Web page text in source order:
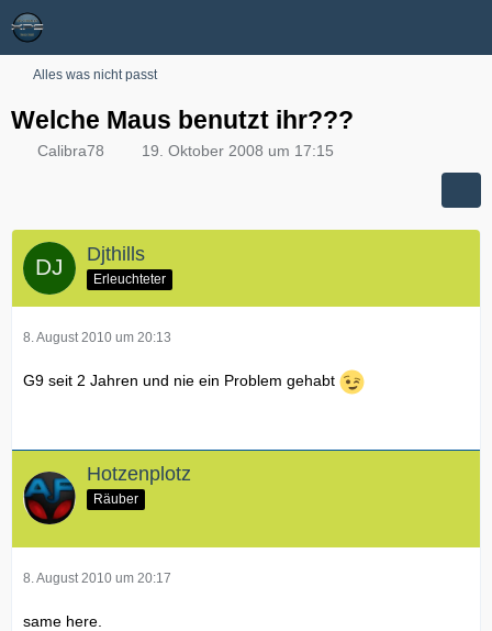
Alles was nicht passt
Welche Maus benutzt ihr???
Calibra78 19. Oktober 2008 um 17:15
Djthills
Erleuchteter
8. August 2010 um 20:13
G9 seit 2 Jahren und nie ein Problem gehabt
Hotzenplotz
Räuber
8. August 2010 um 20:17
same here.